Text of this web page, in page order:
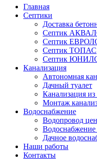
Главная
Септики
Доставка
Септик
Септик
Септик ТОПАС
Септик
Канализация
Автономная
Дачный туалет
Канализация
Монтаж
Водоснабжение
Водопровод
Водоснабжение
Дачное
Наши работы
Контакты